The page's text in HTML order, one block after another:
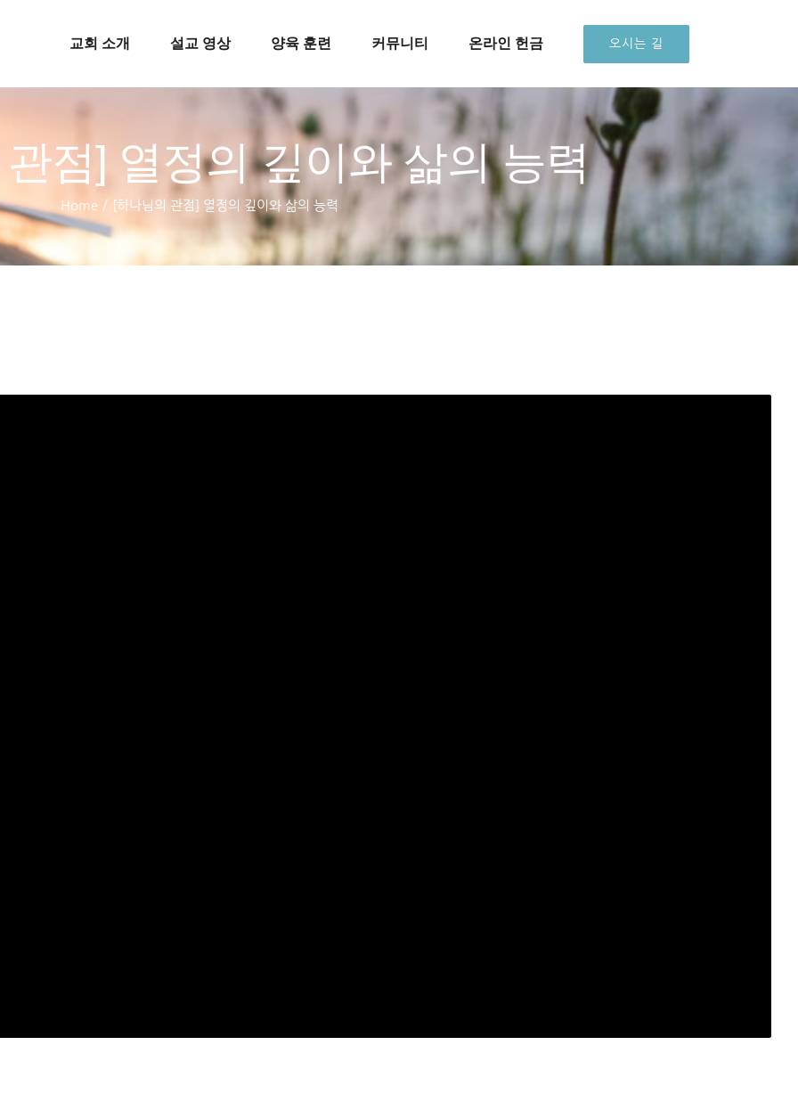
교회 소개 설교 영상 양육 훈련 커뮤니티 온라인 헌금 오시는 길
점] 열정의 깊이와 삶의 능력
Home / [하나님의 관점] 열정의 깊이와 삶의 능력